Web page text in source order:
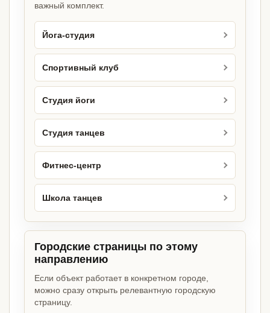
важный комплект.
Йога-студия
Спортивный клуб
Студия йоги
Студия танцев
Фитнес-центр
Школа танцев
Городские страницы по этому
направлению
Если объект работает в конкретном городе,
можно сразу открыть релевантную городскую
страницу.